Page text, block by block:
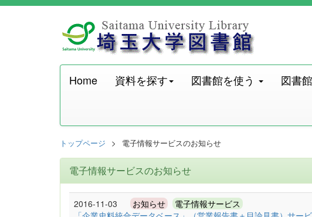
Home 資料を探す 図書館を使う 図書
トップページ 電子情報サービスのお知らせ
電子情報サービスのお知らせ
2016-11-03 お知らせ 電子情報サービス